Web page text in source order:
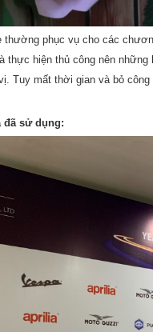
thường phục vụ cho các
thực hiện thủ công nên
Tuy mất thời gian và bỏ
đã sử dụng: